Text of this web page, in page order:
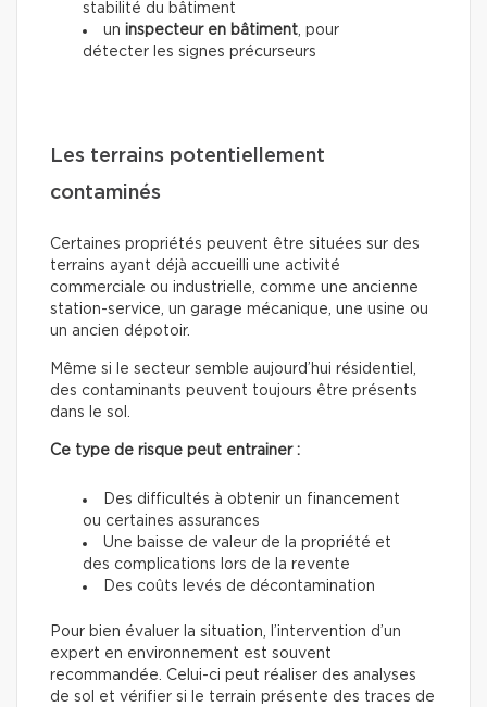
stabilité du bâtiment
un inspecteur en bâtiment, pour
détecter les signes précurseurs
Les terrains potentiellement
contaminés
Certaines propriétés peuvent être situées sur des
terrains ayant déjà accueilli une activité
commerciale ou industrielle, comme une ancienne
station-service, un garage mécanique, une usine ou
un ancien dépotoir.
Même si le secteur semble aujourd’hui résidentiel,
des contaminants peuvent toujours être présents
dans le sol.
Ce type de risque peut entrainer :
Des difficultés à obtenir un financement
ou certaines assurances
Une baisse de valeur de la propriété et
des complications lors de la revente
Des coûts levés de décontamination
Pour bien évaluer la situation, l’intervention d’un
expert en environnement est souvent
recommandée. Celui-ci peut réaliser des analyses
de sol et vérifier si le terrain présente des traces de